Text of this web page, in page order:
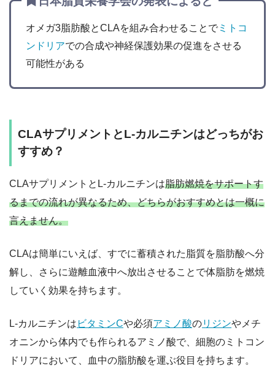
オメガ3脂肪酸とCLAを組み合わせることで ミトコ
ンドリアでの合成や神経保護効果の促進をさせる
可能性がある
CLAサプリメントとL-カルニチンはどっちがお
すすめ？
CLAサプリメントとL-カルニチンは脂肪燃焼をサポートす
るまでの流れが異なるため、どちらがおすすめとは一概に
言えません。
CLAは簡単にいえば、すでに蓄積された脂質を脂肪酸へ分
解し、さらに遊離血液中へ放出させることで体脂肪を燃焼
していく効果を持ちます。
L-カルニチンは ビタミンCや必須アミノ酸のリジンやメチ
オニンから体内でも作られるアミノ酸で、細胞のミトコン
ドリアにおいて、血中の脂肪酸を運ぶ役目を持ちます。